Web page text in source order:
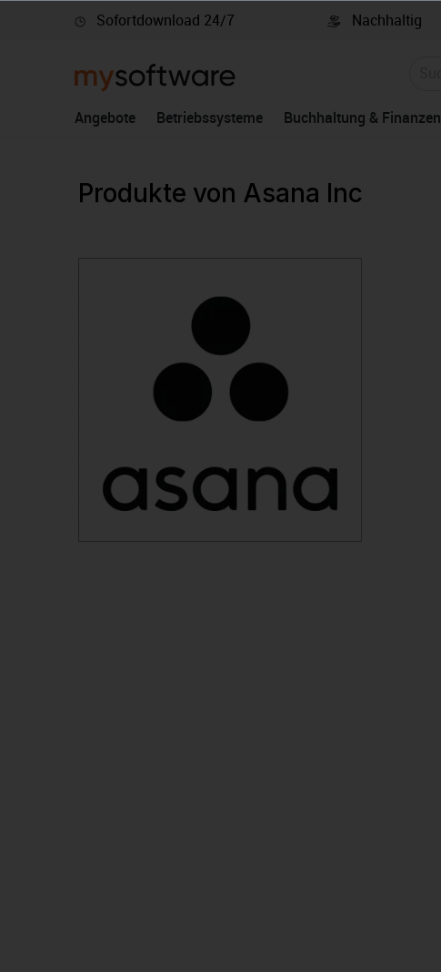
Zur Hauptnavigation springen
Sofortdownload 24/7 Nachhaltig
Angebote Betriebssysteme Buchhaltung & Finanzen
Produkte von Asana Inc